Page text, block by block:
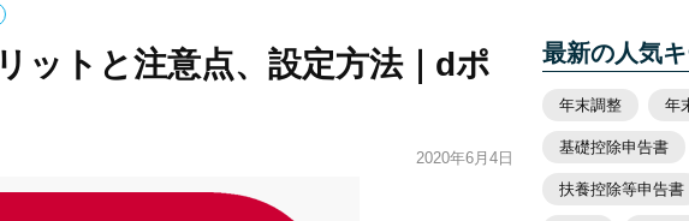
ットと注意点、設定方法｜dポ
2020年6月4日
最新の人気
年末調整 年
基礎控除申告書
扶養控除等申告書